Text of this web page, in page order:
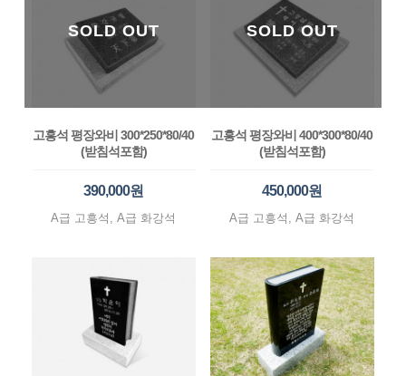
SOLD OUT
고흥석 평장와비 300*250*80/40
(받침석포함)
390,000원
A급 고흥석, A급 화강석
SOLD OUT
고흥석 평장와비 400*300*80/40
(받침석포함)
450,000원
A급 고흥석, A급 화강석